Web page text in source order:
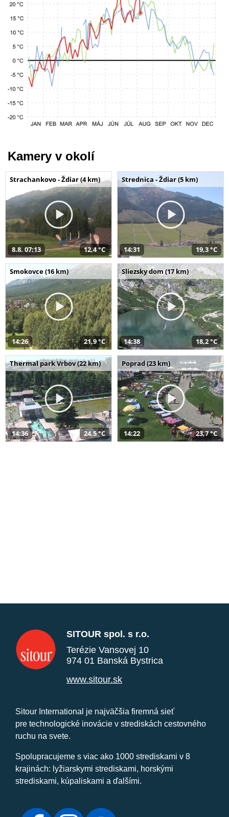
Kamery v okolí
Strachankovo - Ždiar (4 km)
8.8. 07:13 12,4 °C
Strednica - Ždiar (5 km)
14:31 19,3 °C
Smokovce (16 km)
14:26 21,9 °C
Sliezsky dom (17 km)
14:38 18,2 °C
Thermal park Vrbov (22 km)
14:36 24,5 °C
Poprad (23 km)
14:22 23,7 °C
SITOUR spol. s r.o.
Terézie Vansovej 10
974 01 Banská Bystrica
www.sitour.sk
Sitour International je najväčšia firemná sieť
pre technologické inovácie v strediskách cestovného
ruchu na svete.
Spolupracujeme s viac ako 1000 strediskami v 8
krajinách: lyžiarskymi strediskami, horskými
strediskami, kúpaliskami a ďalšími.